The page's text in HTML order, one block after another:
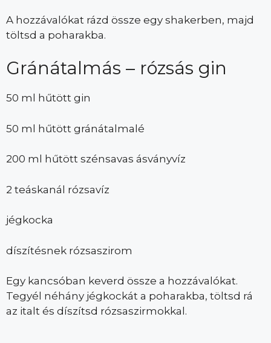
A hozzávalókat rázd össze egy shakerben, majd
töltsd a poharakba.
Gránátalmás – rózsás gin
50 ml hűtött gin
50 ml hűtött gránátalmalé
200 ml hűtött szénsavas ásványvíz
2 teáskanál rózsavíz
jégkocka
díszítésnek rózsaszirom
Egy kancsóban keverd össze a hozzávalókat.
Tegyél néhány jégkockát a poharakba, töltsd rá
az italt és díszítsd rózsaszirmokkal.